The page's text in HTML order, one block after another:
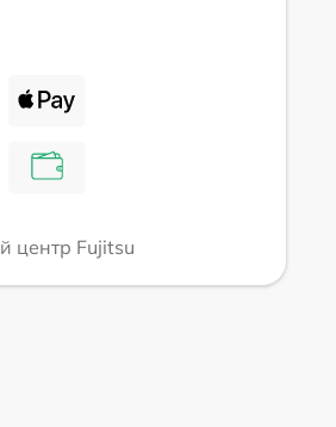
центр Fujitsu